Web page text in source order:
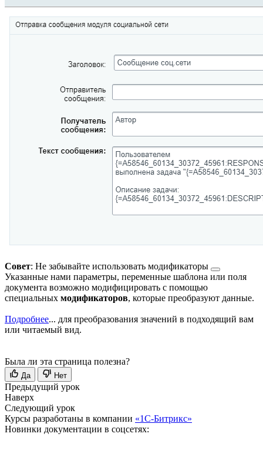
Совет: Не забывайте использовать модификаторы
Указанные нами параметры, переменные шаблона или поля
документа возможно модифицировать с помощью
специальных модификаторов, которые преобразуют данные.
Подробнее... для преобразования значений в подходящий вам
или читаемый вид.
Была ли эта страница полезна?
Да Нет
Предыдущий урок
Наверх
Следующий урок
Курсы разработаны в компании «1С-Битрикс»
Новинки документации в соцсетях: